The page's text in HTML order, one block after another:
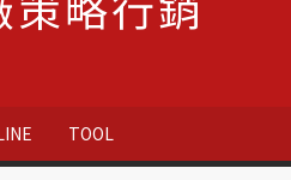
TOOL